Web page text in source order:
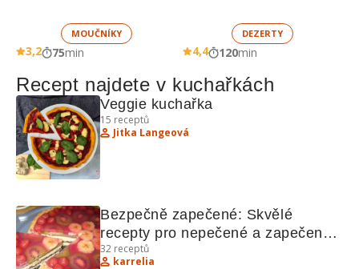
MOUČNÍKY
3,2 75min
DEZERTY
4,4 120min
Recept najdete v kuchařkách
Veggie kuchařka
15 receptů
Jitka Langeová
Bezpečně zapečené: Skvělé
recepty pro nepečené a zapečené
lahůdky
32 receptů
karrelia